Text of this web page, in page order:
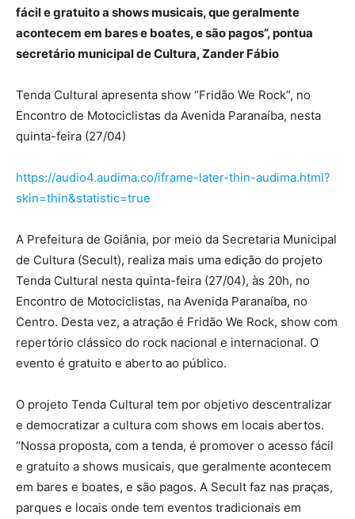
fácil e gratuito a shows musicais, que geralmente
acontecem em bares e boates, e são pagos”, pontua
secretário municipal de Cultura, Zander Fábio
Tenda Cultural apresenta show “Fridão We Rock”, no
Encontro de Motociclistas da Avenida Paranaíba, nesta
quinta-feira (27/04)
https://audio4.audima.co/iframe-later-thin-audima.html?
skin=thin&statistic=true
A Prefeitura de Goiânia, por meio da Secretaria Municipal
de Cultura (Secult), realiza mais uma edição do projeto
Tenda Cultural nesta quinta-feira (27/04), às 20h, no
Encontro de Motociclistas, na Avenida Paranaíba, no
Centro. Desta vez, a atração é Fridão We Rock, show com
repertório clássico do rock nacional e internacional. O
evento é gratuito e aberto ao público.
O projeto Tenda Cultural tem por objetivo descentralizar
e democratizar a cultura com shows em locais abertos.
“Nossa proposta, com a tenda, é promover o acesso fácil
e gratuito a shows musicais, que geralmente acontecem
em bares e boates, e são pagos. A Secult faz nas praças,
parques e locais onde tem eventos tradicionais em